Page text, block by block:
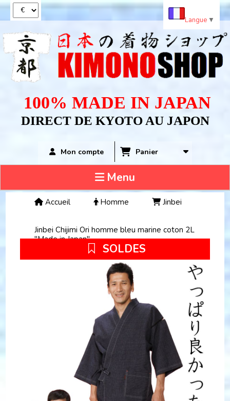
100% MADE IN JAPAN
DIRECT DE KYOTO AU JAPON
Mon compte Panier
Menu
Accueil Homme Jinbei
Jinbei Chijimi Ori homme bleu marine coton 2L
"Made in Japan"
SOLDES
Langue ▼
Panneau de gestion des cookies